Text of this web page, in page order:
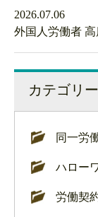
2026.07.06
外国人労働者
カテゴリー
同一労
ハロー
労働契